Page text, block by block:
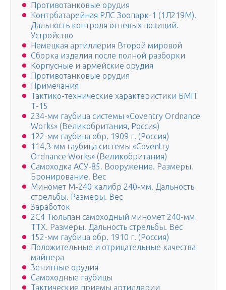
Противотанковые орудия
Контрбатарейная РЛС Зоопарк-1 (1Л219М).
Дальность контроля огневых позиций.
Устройство
Немецкая артиллерия Второй мировой
Сборка изделия после полной разборки
Корпусные и армейские орудия
Противотанковые орудия
Примечания
Тактико-технические характеристики БМП
Т-15
234-мм гаубица системы «Coventry Ordnance
Works» (Великобритания, Россия)
122-мм гаубица обр. 1909 г. (Россия)
114,3-мм гаубица системы «Coventry
Ordnance Works» (Великобритания)
Самоходка АСУ-85. Вооружение. Размеры.
Бронирование. Вес
Миномет М-240 калибр 240-мм. Дальность
стрельбы. Размеры. Вес
Заработок
2С4 Тюльпан самоходный миномет 240-мм
ТТХ. Размеры. Дальность стрельбы. Вес
152-мм гаубица обр. 1910 г. (Россия)
Положительные и отрицательные качества
майнера
Зенитные орудия
Самоходные гаубицы
Тактические приемы артиллерии